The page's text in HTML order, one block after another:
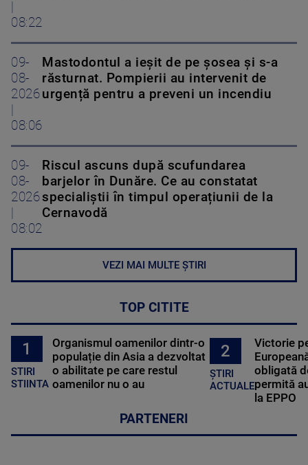
08:22
09-
08-
2026
08:06
Mastodontul a ieșit de pe șosea și s-a
răsturnat. Pompierii au intervenit de
urgență pentru a preveni un incendiu
09-
08-
2026
08:02
Riscul ascuns după scufundarea
barjelor în Dunăre. Ce au constatat
specialiștii în timpul operațiunii de la
Cernavodă
VEZI MAI MULTE ȘTIRI
TOP CITITE
1
STIRI
STIINTA
Organismul oamenilor dintr-o
populație din Asia a dezvoltat
o abilitate pe care restul
oamenilor nu o au
2
ȘTIRI
ACTUALE
Victorie
obligată
permită
la EPPO
PARTENERI